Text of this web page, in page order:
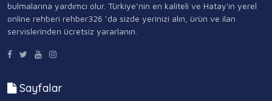
bulmalarına yardımcı olur. Türkiye’nin en kaliteli ve Hatay'ın yerel
online rehberi rehber326 ‘da sizde yerinizi alın, ürün ve ilan
servislerinden ücretsiz yararlanın.
Sayfalar